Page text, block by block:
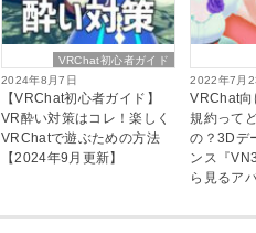
VRChat初心者ガイド
2024年8月7日
【VRChat初心者ガイド】
VR酔い対策はコレ！楽しく
VRChatで遊ぶための方法
【2024年9月更新】
2022年7月
VRChat向
規約って
の？3Dデ
ンス『
ら見るア